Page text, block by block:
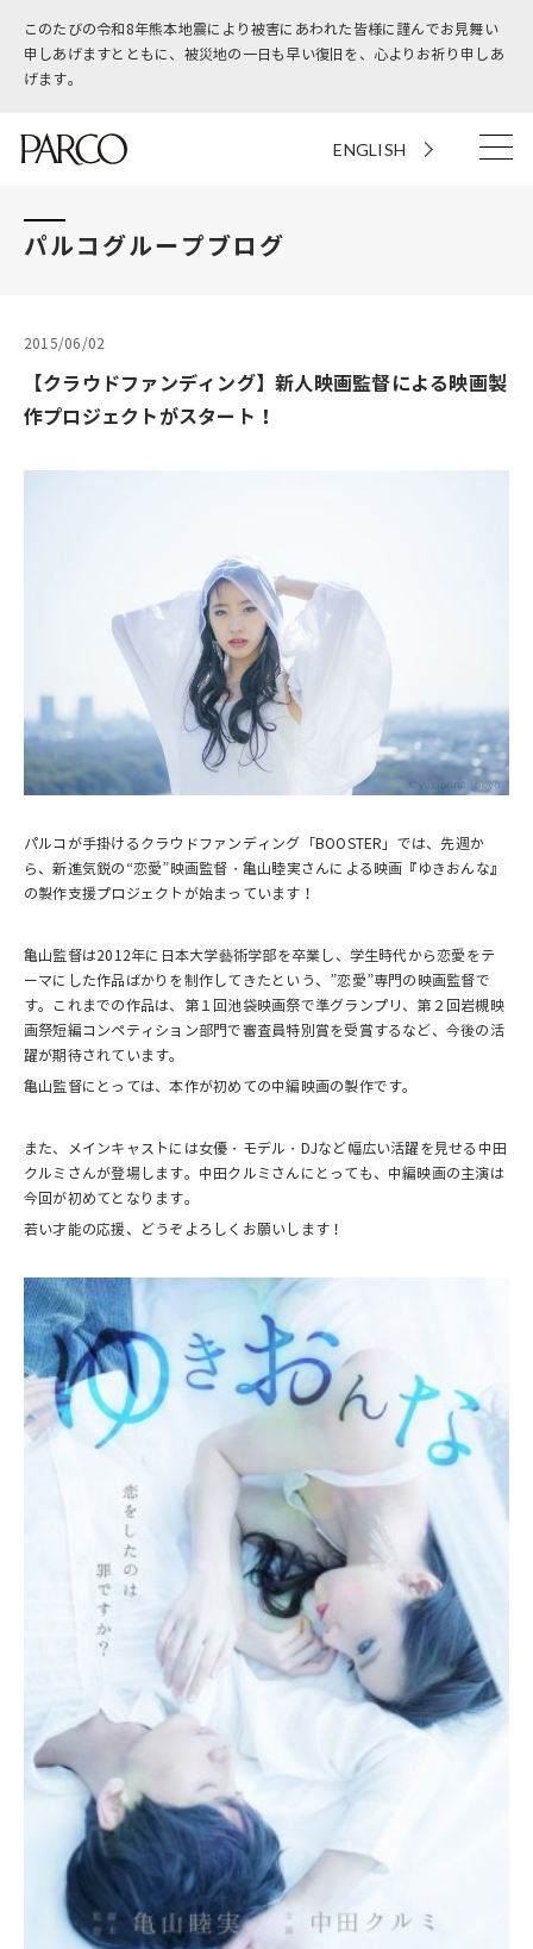
このたびの令和8年熊本地震により被害にあわれた皆様に謹んでお見舞い
申しあげますとともに、被災地の一日も早い復旧を、心よりお祈り申しあ
げます。
ENGLISH
パルコグループブログ
2015/06/02
【クラウドファンディング】新人映画監督による映画製
作プロジェクトがスタート！
パルコが手掛けるクラウドファンディング「BOOSTER」では、先週か
ら、新進気鋭の“恋愛”映画監督・亀山睦実さんによる映画『ゆきおんな』
の製作支援プロジェクトが始まっています！
亀山監督は2012年に日本大学藝術学部を卒業し、学生時代から恋愛をテ
ーマにした作品ばかりを制作してきたという、”恋愛”専門の映画監督で
す。これまでの作品は、第１回池袋映画祭で準グランプリ、第２回岩槻映
画祭短編コンペティション部門で審査員特別賞を受賞するなど、今後の活
躍が期待されています。
亀山監督にとっては、本作が初めての中編映画の製作です。
また、メインキャストには女優・モデル・DJなど幅広い活躍を見せる中田
クルミさんが登場します。中田クルミさんにとっても、中編映画の主演は
今回が初めてとなります。
若い才能の応援、どうぞよろしくお願いします！